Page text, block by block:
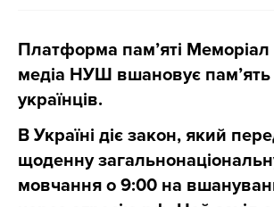
Платформа пам’яті Меморіал
медіа НУШ вшановує пам’ять
українців.
В Україні діє закон, який
щоденну
мовчання о 9:00 на